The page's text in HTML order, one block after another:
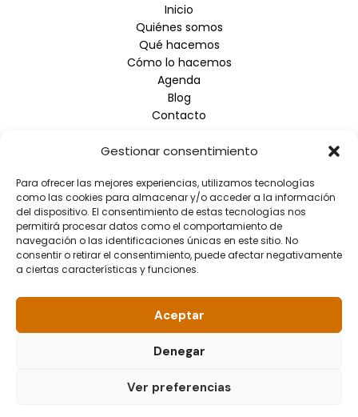
Gestionar consentimiento
Para ofrecer las mejores experiencias, utilizamos tecnologías
como las cookies para almacenar y/o acceder a la información
del dispositivo. El consentimiento de estas tecnologías nos
permitirá procesar datos como el comportamiento de
navegación o las identificaciones únicas en este sitio. No
consentir o retirar el consentimiento, puede afectar negativamente
a ciertas características y funciones.
Aceptar
Denegar
Ver preferencias
Inicio
Quiénes somos
Qué hacemos
Cómo lo hacemos
Agenda
Blog
Contacto
Empresa
Aviso Legal
Política de Privacidad
Política de Cookies
Información de contacto
Dirección: Arrupe Etxea C/ Padre Lojendio, 2 - 1º Derecha
- 48008 BILBAO
Teléfono: 944.465.992
Correo electrónico: info@fundacionellacuria.org